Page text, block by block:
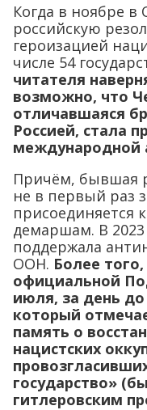
Когда в ноябре
российскую
героизацией
числе 54
читателя
возможно, что
отличавшаяся
Россией, стала
международной
Причём, бывшая
не в первый раз
присоединяется
демаршам. В 2023
поддержала
ООН. Более
официальной
июля, за день
который
память о
нацистских
государство»
гитлеровским